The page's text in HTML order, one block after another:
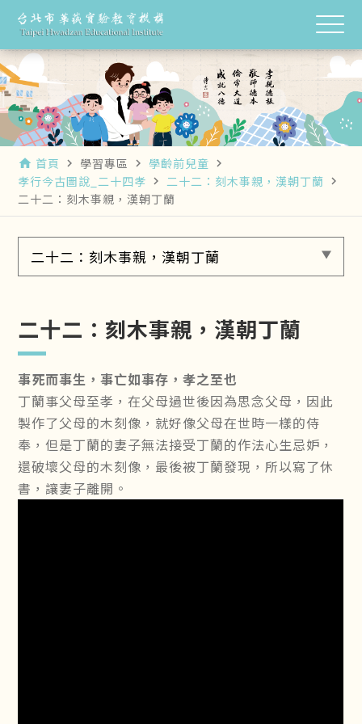
home 首頁 navigate_next 學習專區 navigate_next 學齡前兒童 navigate_next
孝行今古圖說_二十四孝 navigate_next 二十二：刻木事親，漢朝丁蘭 navigate_next
二十二：刻木事親，漢朝丁蘭
二十二：刻木事親，漢朝丁蘭
二十二：刻木事親，漢朝丁蘭
事死而事生，事亡如事存，孝之至也
丁蘭事父母至孝，在父母過世後因為思念父母，因此
製作了父母的木刻像，就好像父母在世時一樣的侍
奉，但是丁蘭的妻子無法接受丁蘭的作法心生忌妒，
還破壞父母的木刻像，最後被丁蘭發現，所以寫了休
書，讓妻子離開。